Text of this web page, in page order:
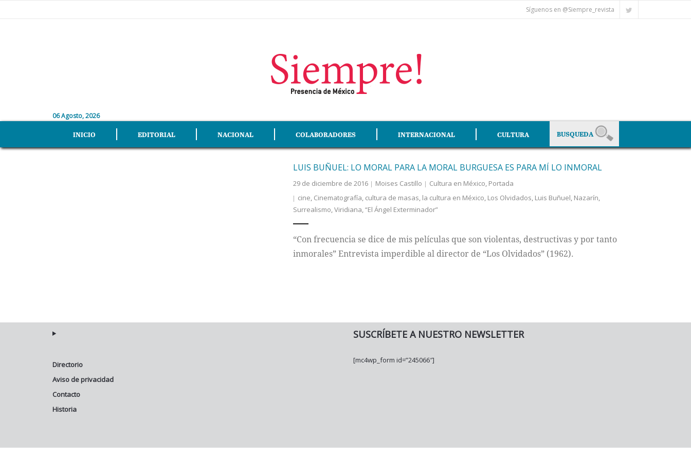
Síguenos en @Siempre_revista
06 Agosto, 2026
INICIO EDITORIAL NACIONAL COLABORADORES INTERNACIONAL CULTURA
LUIS BUÑUEL: LO MORAL PARA LA MORAL BURGUESA ES PARA MÍ LO INMORAL
29 de diciembre de 2016 Moises Castillo Cultura en México, Portada
cine, Cinematografía, cultura de masas, la cultura en México, Los Olvidados, Luis Buñuel, Nazarín,
Surrealismo,Viridiana,“El Ángel Exterminador”
“Con frecuencia se dice de mis películas que son violentas, destructivas y por tanto
inmorales” Entrevista imperdible al director de “Los Olvidados” (1962).
Directorio
Aviso de privacidad
Contacto
Historia
SUSCRÍBETE A NUESTRO NEWSLETTER
[mc4wp_form id=”245066″]